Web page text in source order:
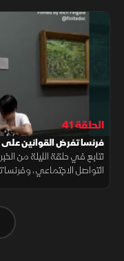
الحلقة 41
فرنسا تفرض القوانين على
نتابع في حلقة الليلة من
التواصل الاجتماعي،